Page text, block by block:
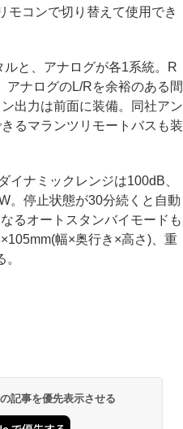
モコンで切り替えて使用でき
と、アナログが各1系統。R
ナログのL/Rを余裕のある間
出力は前面に装備。同社アン
るマランツリモートバスも装
ナミックレンジは100dB、
。停止状態が30分続くと自動
るオートスタンバイモードも
幅×奥行き×高さ)、重
記事を優先表示させる